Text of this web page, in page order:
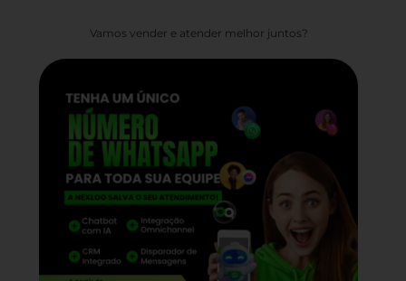
Vamos vender e atender melhor juntos?